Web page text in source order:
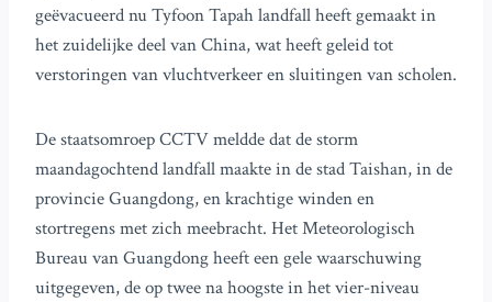
geëvacueerd nu Tyfoon Tapah landfall heeft gemaakt in
het zuidelijke deel van China, wat heeft geleid tot
verstoringen van vluchtverkeer en sluitingen van scholen.
De staatsomroep CCTV meldde dat de storm
maandagochtend landfall maakte in de stad Taishan, in de
provincie Guangdong, en krachtige winden en
stortregens met zich meebracht. Het Meteorologisch
Bureau van Guangdong heeft een gele waarschuwing
uitgegeven, de op twee na hoogste in het vier-niveau